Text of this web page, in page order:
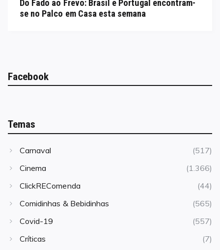
Do Fado ao Frevo: Brasil e Portugal encontram-
se no Palco em Casa esta semana
Facebook
Temas
Carnaval
(517)
Cinema
(1.366)
ClickREComenda
(44)
Comidinhas & Bebidinhas
(565)
Covid-19
(557)
Críticas
(7)